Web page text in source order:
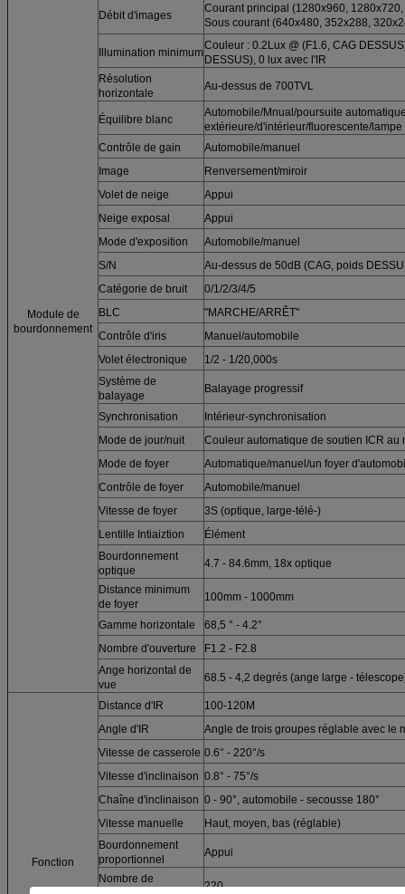
Module de
bourdonnement
Débit d'images
Courant principal (1280x960,
Sous courant (640x480, 352x288,
Illumination minimum
Couleur : 0.2Lux @ (F1.6, CAG
DESSUS), 0 lux avec l'IR
Résolution
horizontale
Au-dessus de 700TVL
Équilibre blanc
Automobile/Mnual/poursuite
extérieure/d'intérieur/fluorescente/
Contrôle de gain
Automobile/manuel
Image
Renversement/miroir
Volet de neige
Appui
Neige exposal
Appui
Mode d'exposition
Automobile/manuel
S/N
Au-dessus de 50dB (CAG, poids
Catégorie de bruit
0/1/2/3/4/5
BLC
"MARCHE/ARRÊT"
Contrôle d'iris
Manuel/automobile
Volet électronique
1/2 - 1/20,000s
Système de
balayage
Balayage progressif
Synchronisation
Intérieur-synchronisation
Mode de jour/nuit
Couleur automatique de soutien ICR au
Mode de foyer
Automatique/manuel/un foyer
Contrôle de foyer
Automobile/manuel
Vitesse de foyer
3S (optique, large-télé-)
Lentille Intiaiztion
Élément
Bourdonnement
optique
4.7 - 84.6mm, 18x optique
Distance minimum
de foyer
100mm - 1000mm
Gamme horizontale
68,5 ° - 4.2°
Nombre d'ouverture
F1.2 - F2.8
Ange horizontal de
vue
68.5 - 4,2 degrés (ange large -
Fonction
Distance d'IR
100-120M
Angle d'IR
Angle de trois groupes réglable avec le
Vitesse de casserole 0.6° - 220°/s
Vitesse d'inclinaison 0.8° - 75°/s
Chaîne d'inclinaison 0 - 90°, automobile - secousse 180°
Vitesse manuelle
Haut, moyen, bas (réglable)
Bourdonnement
proportionnel
Appui
Nombre de
220